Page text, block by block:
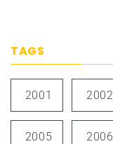
TAGS
2001 2002
2005 2006